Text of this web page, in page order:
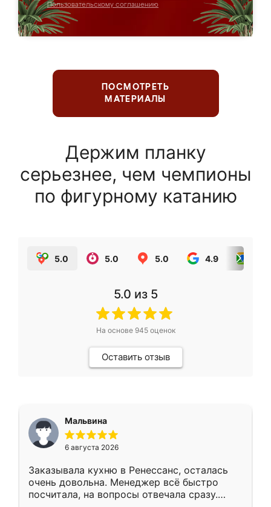
Пользовательскому соглашению
ПОСМОТРЕТЬ
МАТЕРИАЛЫ
Держим планку
серьезнее, чем чемпионы
по фигурному катанию
5.0 5.0 5.0 4.9
5.0 из 5
На основе 945оценок
Оставить отзыв
Мальвина
6 августа 2026
Заказывала кухню в Ренессанс, осталась
очень довольна. Менеджер всё быстро
посчитала, на вопросы отвечала сразу.